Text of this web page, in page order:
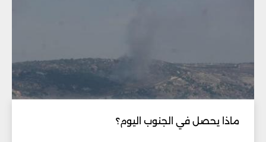
ماذا يحصل في الجنوب اليوم؟